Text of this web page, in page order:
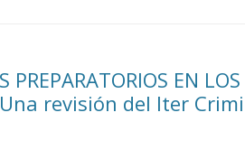
PREPARATORIOS EN
Una revisión del Iter